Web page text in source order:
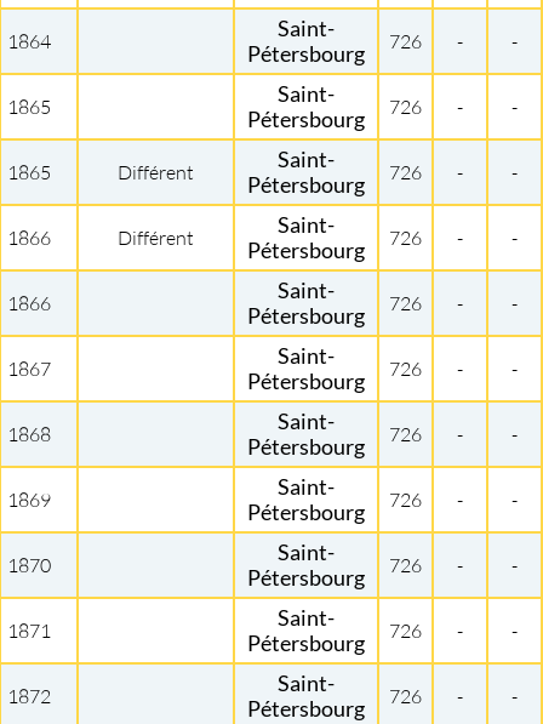
1864
Saint-
Pétersbourg
726 - -
1865
Saint-
Pétersbourg
726 - -
1865 Différent
Saint-
Pétersbourg
726 - -
1866 Différent
Saint-
Pétersbourg
726 - -
1866
Saint-
Pétersbourg
726 - -
1867
Saint-
Pétersbourg
726 - -
1868
Saint-
Pétersbourg
726 - -
1869
Saint-
Pétersbourg
726 - -
1870
Saint-
Pétersbourg
726 - -
1871
Saint-
Pétersbourg
726 - -
1872
Saint-
Pétersbourg
726 - -